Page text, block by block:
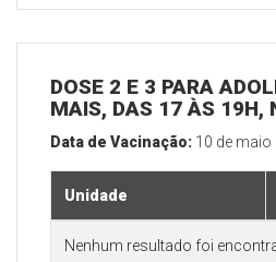
DOSE 2 E 3 PARA
MAIS, DAS 17 ÀS 19H,
Data de Vacinação: 10 de maio
Unidade
Nenhum resultado foi